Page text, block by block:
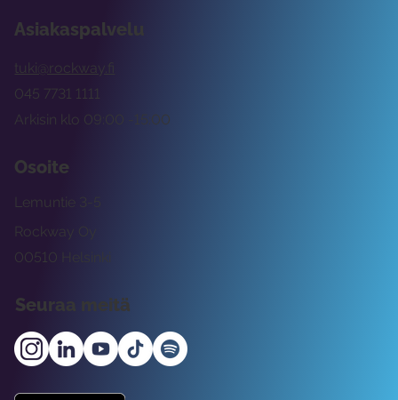
Asiakaspalvelu
tuki@rockway.fi
Arkisin klo 09:00 -15:00
045 7731 1111
Osoite
Rockway Oy
Lemuntie 3-5
00510 Helsinki
Seuraa meitä